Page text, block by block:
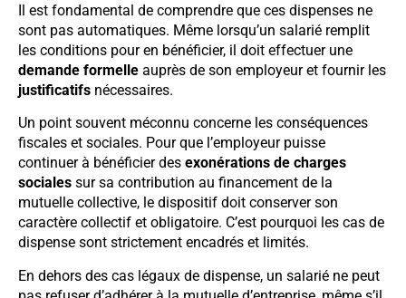
Il est fondamental de comprendre que ces dispenses ne
sont pas automatiques. Même lorsqu’un salarié remplit
les conditions pour en bénéficier, il doit effectuer une
demande formelle auprès de son employeur et fournir les
justificatifs nécessaires.
Un point souvent méconnu concerne les conséquences
fiscales et sociales. Pour que l’employeur puisse
continuer à bénéficier des exonérations de charges
sociales sur sa contribution au financement de la
mutuelle collective, le dispositif doit conserver son
caractère collectif et obligatoire. C’est pourquoi les cas de
dispense sont strictement encadrés et limités.
En dehors des cas légaux de dispense, un salarié ne peut